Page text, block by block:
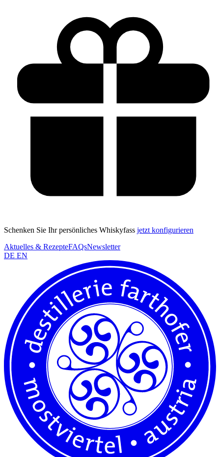
Schenken Sie Ihr persönliches Whiskyfass jetzt konfigurieren
Aktuelles & RezepteFAQsNewsletter
DE EN